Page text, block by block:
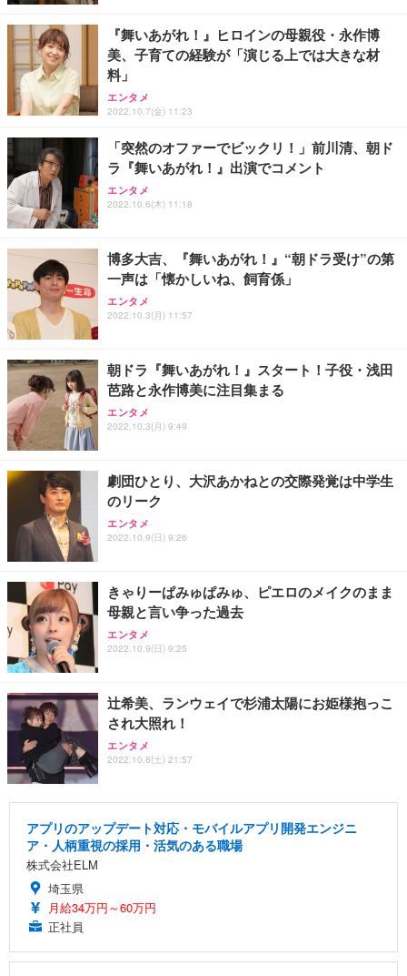
務用 おしゃれ パソコンチェア (ブラック)
Sezlife オフィスチェア デスクチェア 疲れない テレ
ワーク チェア 強化バックレスト 30度ロッキング機
能 人間工学 椅子 腰サポート 90度跳ね上げ式アーム
レスト 3Dヘッドレスト ハンガー付き 高反発クッシ
務用 おしゃれ パソコンチェア (ホワイト)
ANDWINT オフィスチェア デスクチェア 肘なし メ
ッシュ 通気性 ランバーサポート付き 腰サポート ガ
ス圧無段階昇降 360度回転 キャスター付き コンパク
【整備済み品】Dell E2724HS 27インチ 液晶モニタ
ー フルHD（1920×1080）VA 非光沢 HDMI/DisplayP
ort/VGA スピーカー内蔵 高さ調整 スイベル VESA対
応 ComfortView ビジネス向け
￥15,800
【MiniLED/24.5inch/280Hz/FHD】GRAPHT THE S
HOOTER Gaming Monitor 24” Essential ゲーミン
グモニター QD 24.5インチ 1ms FHD 量子ドット 残
Smart Basic(スマートベーシック) 【Amazon.co.jp
限定】 Smart Basic アイリスオーヤマ ペットシーツ
超厚型 お徳用 ワイド 100枚入 (x 1) (ケース販売)
アイリスオーヤマ ペットシーツ 超厚型 お徳用 レギ
ュラー 200枚入【Amazon.co.jp限定】
『舞いあがれ！』ヒロインの母親役・永作博
美、子育ての経験が「演じる上では大きな材
料」
エンタメ
2022.10.7(金) 11:23
「突然のオファーでビックリ！」前川清、朝ド
ラ『舞いあがれ！』出演でコメント
エンタメ
2022.10.6(木) 11:18
博多大吉、『舞いあがれ！』“朝ドラ受け”の第
一声は「懐かしいね、飼育係」
エンタメ
2022.10.3(月) 11:57
朝ドラ『舞いあがれ！』スタート！子役・浅田
芭路と永作博美に注目集まる
エンタメ
2022.10.3(月) 9:49
劇団ひとり、大沢あかねとの交際発覚は中学生
のリーク
エンタメ
2022.10.9(日) 9:26
きゃりーぱみゅぱみゅ、ピエロのメイクのまま
母親と言い争った過去
エンタメ
2022.10.9(日) 9:25
辻希美、ランウェイで杉浦太陽にお姫様抱っこ
され大照れ！
エンタメ
2022.10.8(土) 21:57
アプリのアップデート対応・モバイルアプリ開発エンジニ
ア・人柄重視の採用・活気のある職場
株式会社ELM
埼玉県
月給34万円～60万円
正社員